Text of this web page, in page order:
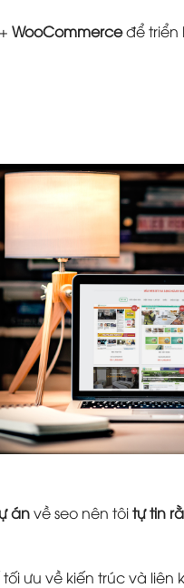
WooCommerceđể triển
ánvề seo nên tôitự tin
ưu về kiến trúc và liên